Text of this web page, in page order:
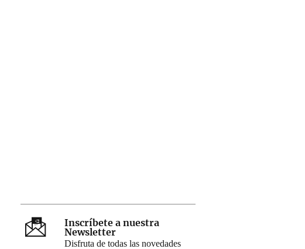
Inscríbete a nuestra
Newsletter
Disfruta de todas las novedades